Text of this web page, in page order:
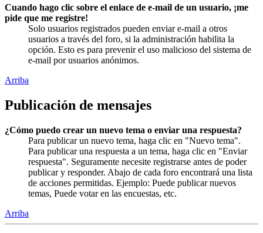
Cuando hago clic sobre el enlace de e-mail de un usuario, ¡me
pide que me registre!
Solo usuarios registrados pueden enviar e-mail a otros
usuarios a través del foro, si la administración habilita la
opción. Esto es para prevenir el uso malicioso del sistema de
e-mail por usuarios anónimos.
Arriba
Publicación de mensajes
¿Cómo puedo crear un nuevo tema o enviar una respuesta?
Para publicar un nuevo tema, haga clic en "Nuevo tema".
Para publicar una respuesta a un tema, haga clic en "Enviar
respuesta". Seguramente necesite registrarse antes de poder
publicar y responder. Abajo de cada foro encontrará una lista
de acciones permitidas. Ejemplo: Puede publicar nuevos
temas, Puede votar en las encuestas, etc.
Arriba